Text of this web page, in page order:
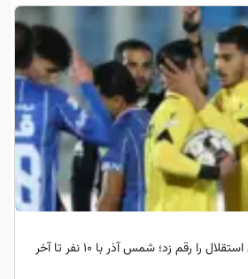
فداکار: اشتباه داور، پیروزی استقلال را رقم زد؛ شمس آذر با 10 نفر تا آخر